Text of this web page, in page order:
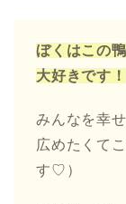
ぼくはこの
大好きです！
みんなを幸
広めたくて
す♡）